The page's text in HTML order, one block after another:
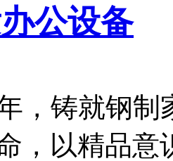
，铸就钢
，以精品意